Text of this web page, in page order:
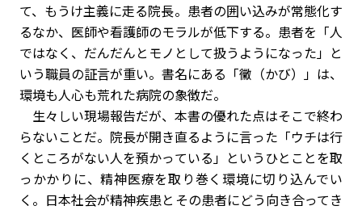
て、もうけ主義に走る院長。患者の囲い込みが常態化す
るなか、医師や看護師のモラルが低下する。患者を「人
ではなく、だんだんとモノとして扱うようになった」と
いう職員の証言が重い。書名にある「黴（かび）」は、
環境も人心も荒れた病院の象徴だ。
生々しい現場報告だが、本書の優れた点はそこで終わ
らないことだ。院長が開き直るように言った「ウチは行
くところがない人を預かっている」というひとことを取
っかかりに、精神医療を取り巻く環境に切り込んでい
く。日本社会が精神疾患とその患者にどう向き合ってき